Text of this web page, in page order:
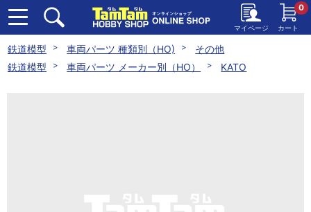
マイページ カート
0
鉄道模型 車両パーツ 種類別（HO)
その他
鉄道模型
車両パーツ メーカー別（HO） KATO